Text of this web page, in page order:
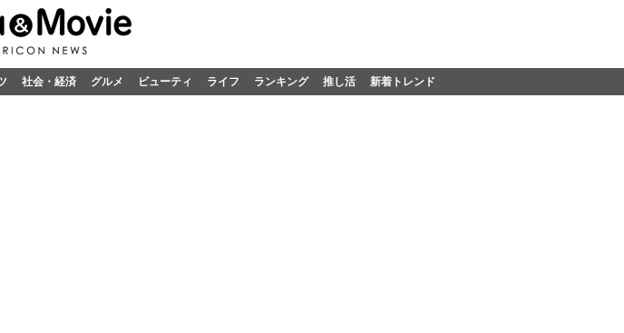
社会・経済 グルメ ビューティ ライフ ランキング 推し活 新着トレンド